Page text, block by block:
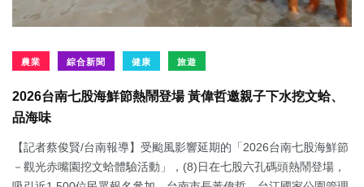
農業 綜合新聞 健康 旅遊
2026台南七股海鮮節熱鬧登場 黃偉哲邀親子下水挖文蛤、
品海味
【記者蔡俊賢/台南報導】受颱風影響延期的「2026台南七股海鮮節
－觀光赤嘴園挖文蛤體驗活動」，(8)日在七股六孔碼頭熱鬧登場，